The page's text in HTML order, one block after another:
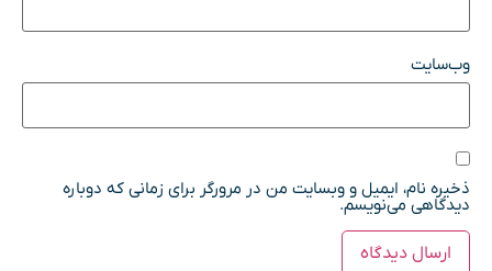
وب‌سایت
ذخیره نام، ایمیل و وبسایت من در مرورگر برای زمانی که دوباره
دیدگاهی می‌نویسم.